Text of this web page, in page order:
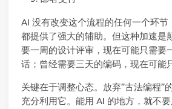
AI 没有改变这个流程的任何一个环节
都提供了强大的辅助。但这种加速
要一周的设计评审，现在可能只需要
话；曾经需要三天的编码，现在可能
关键在于调整心态。放弃”古法编程”
充分利用它。能用 AI 的地方，就不